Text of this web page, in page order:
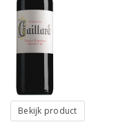
Bekijk product